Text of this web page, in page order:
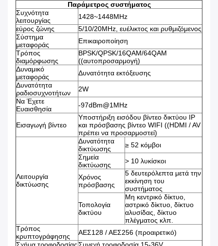
Παράμετρος συστήματος
Συχνότητα
λειτουργίας
1428~1448MHz
εύρος ζώνης
5/10/20MHz, ευέλικτος και ρυθμιζόμενος
Σύστημα
μεταφοράς
Επικαιροποίηση
Τρόπος
διαμόρφωσης
BPSK/QPSK/16QAM/64QAM
((αυτοπροσαρμογή)
Δυναμικό
μεταφοράς
Δυνατότητα εκτόξευσης
Δυνατότητα
ραδιοσυχνοτήτων
2W
Να Έχετε
Ευαισθησία
-97dBm@1MHz
Εισαγωγή βίντεο
Υποστήριξη εισόδου βίντεο δικτύου IP
και πρόσβασης βίντεο WIFI ((HDMI / AV
πρέπει να προσαρμοστεί)
Λειτουργία
δικτύωσης
Δυνατότητα
δικτύωσης
≥ 52 κόμβοι
Σημεία
δικτύωσης
> 10 λυκίσκοι
Χρόνος
πρόσβασης
5 δευτερόλεπτα μετά την
εκκίνηση του
συστήματος
Τοπολογία
δικτύου
Μη κεντρικό δίκτυο,
αστρικό δίκτυο, δίκτυο
αλυσίδας, δίκτυο
πλέγματος κλπ.
Τρόπος
κρυπτογράφησης
ΑΕΣ128 / ΑΕΣ256 (προαιρετικό)